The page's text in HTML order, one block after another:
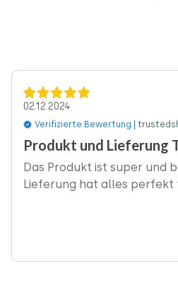
02.12.2024
Verifizierte Bewertung |
Produkt und Lieferung
Das Produkt ist super und
Lieferung hat alles perfekt